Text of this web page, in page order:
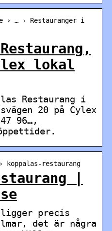
… › Restauranger i
lokal
Restaurang i
20 på Cylex
96…,
restaurang
|
ligger precis
det är några